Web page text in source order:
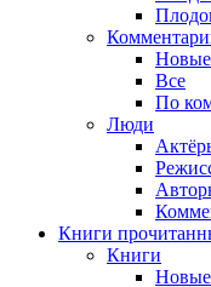
Новые
Все
По
Люди
Книги
Книги
Новые